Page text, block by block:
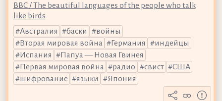
BBC / The beautiful languages of the people who talk
like birds
Австралия
баски
войны
Вторая мировая война
Германия
индейцы
Испания
Папуа — Новая Гвинея
Первая мировая война
радио свист
США
шифрование
языки Япония